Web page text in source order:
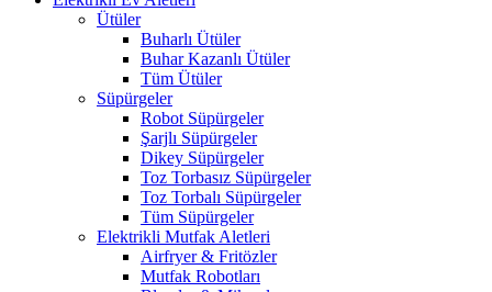
Ütüler
Buharlı Ütüler
Buhar Kazanlı Ütüler
Tüm Ütüler
Süpürgeler
Robot Süpürgeler
Şarjlı Süpürgeler
Dikey Süpürgeler
Toz Torbasız Süpürgeler
Toz Torbalı Süpürgeler
Tüm Süpürgeler
Elektrikli Mutfak Aletleri
Airfryer & Fritözler
Mutfak Robotları